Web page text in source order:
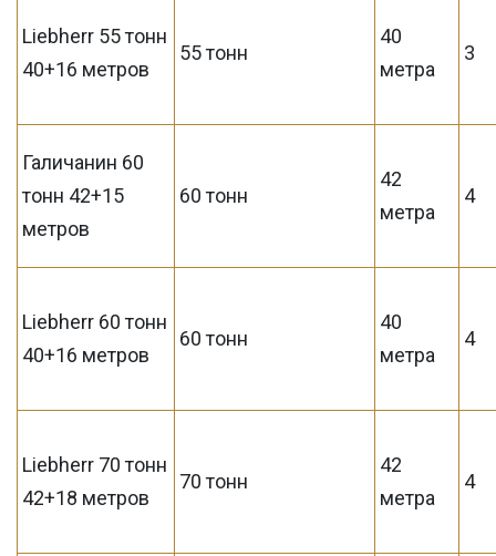
Liebherr 55 тонн
40+16 метров
55 тонн
40
метра
3
Галичанин 60
тонн 42+15
метров
60 тонн
42
метра
4
Liebherr 60 тонн
40+16 метров
60 тонн
40
метра
4
Liebherr 70 тонн
42+18 метров
70 тонн
42
метра
4